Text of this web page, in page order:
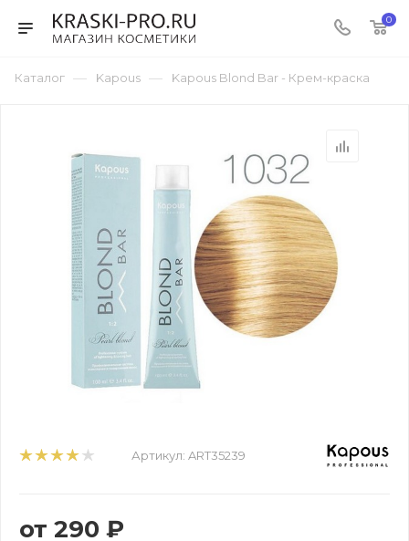
0
Каталог — Kapous — Kapous Blond Bar - Крем-краска
Артикул: ART35239
от 290 ₽